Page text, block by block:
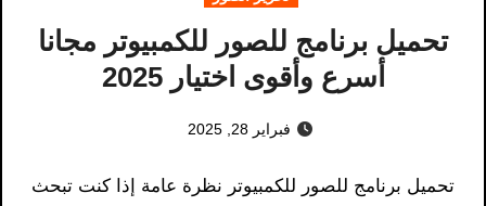
تحميل برنامج للصور للكمبيوتر مجانا
أسرع وأقوى اختيار 2025
فبراير 28, 2025
تحميل برنامج للصور للكمبيوتر​ نظرة عامة إذا كنت تبحث